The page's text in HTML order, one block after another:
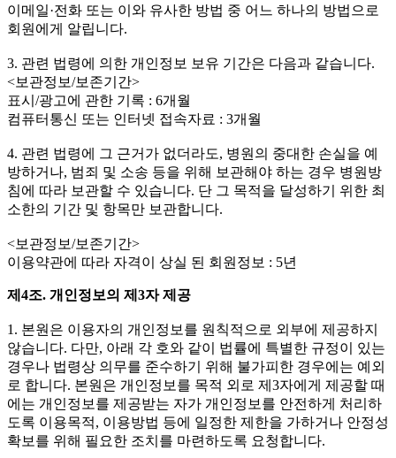
이메일·전화 또는 이와 유사한 방법 중 어느 하나의 방법으로
회원에게 알립니다.
3. 관련 법령에 의한 개인정보 보유 기간은 다음과 같습니다.
<보관정보/보존기간>
표시/광고에 관한 기록 : 6개월
컴퓨터통신 또는 인터넷 접속자료 : 3개월
4. 관련 법령에 그 근거가 없더라도, 병원의 중대한 손실을 예
방하거나, 범죄 및 소송 등을 위해 보관해야 하는 경우 병원방
침에 따라 보관할 수 있습니다. 단 그 목적을 달성하기 위한 최
소한의 기간 및 항목만 보관합니다.
<보관정보/보존기간>
이용약관에 따라 자격이 상실 된 회원정보 : 5년
제4조. 개인정보의 제3자 제공
1. 본원은 이용자의 개인정보를 원칙적으로 외부에 제공하지
않습니다. 다만, 아래 각 호와 같이 법률에 특별한 규정이 있는
경우나 법령상 의무를 준수하기 위해 불가피한 경우에는 예외
로 합니다. 본원은 개인정보를 목적 외로 제3자에게 제공할 때
에는 개인정보를 제공받는 자가 개인정보를 안전하게 처리하
도록 이용목적, 이용방법 등에 일정한 제한을 가하거나 안정성
확보를 위해 필요한 조치를 마련하도록 요청합니다.